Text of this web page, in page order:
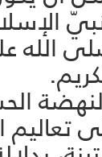
الله
تعاليم